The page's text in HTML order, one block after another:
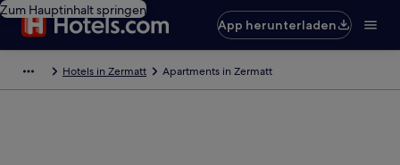
Zum Hauptinhalt springen
App herunterladen
Hotels in Zermatt Apartments in Zermatt